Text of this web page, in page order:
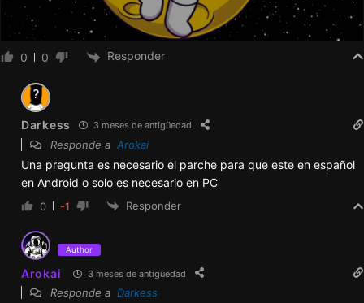
0 0 Responder
Darkess 3 meses de antigüedad
Responde a Arokai
Una pregunta es necesario el parche para que este en español
en Android o solo es necesario en PC
0 -1 Responder
Author
Arokai 3 meses de antigüedad
Responde a Darkess